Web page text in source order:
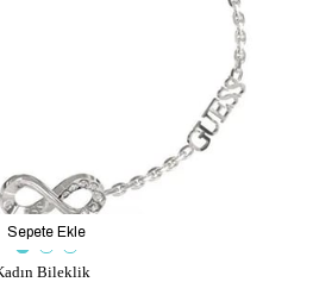
Bileklik
Sepete Ekle